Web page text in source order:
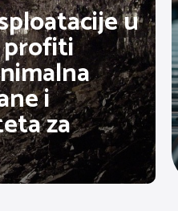
u
profiti
i
za